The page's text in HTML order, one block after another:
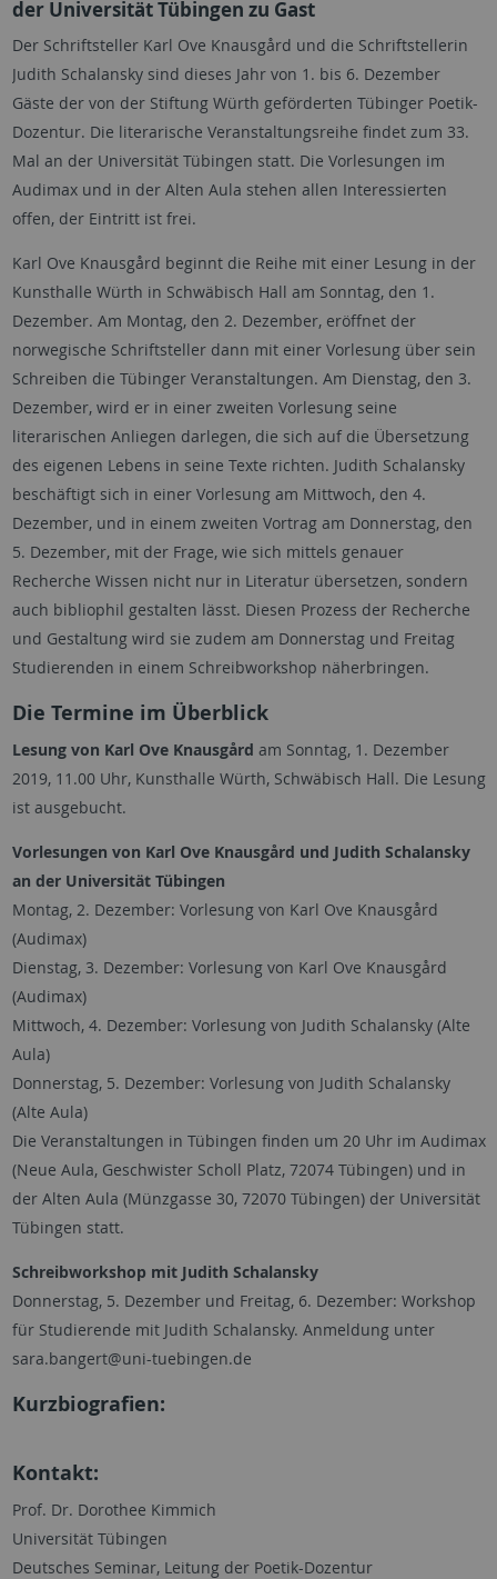
der Universität Tübingen zu Gast
Der Schriftsteller Karl Ove Knausgård und die Schriftstellerin
Judith Schalansky sind dieses Jahr von 1. bis 6. Dezember
Gäste der von der Stiftung Würth geförderten Tübinger Poetik-
Dozentur. Die literarische Veranstaltungsreihe findet zum 33.
Mal an der Universität Tübingen statt. Die Vorlesungen im
Audimax und in der Alten Aula stehen allen Interessierten
offen, der Eintritt ist frei.
Karl Ove Knausgård beginnt die Reihe mit einer Lesung in der
Kunsthalle Würth in Schwäbisch Hall am Sonntag, den 1.
Dezember. Am Montag, den 2. Dezember, eröffnet der
norwegische Schriftsteller dann mit einer Vorlesung über sein
Schreiben die Tübinger Veranstaltungen. Am Dienstag, den 3.
Dezember, wird er in einer zweiten Vorlesung seine
literarischen Anliegen darlegen, die sich auf die Übersetzung
des eigenen Lebens in seine Texte richten. Judith Schalansky
beschäftigt sich in einer Vorlesung am Mittwoch, den 4.
Dezember, und in einem zweiten Vortrag am Donnerstag, den
5. Dezember, mit der Frage, wie sich mittels genauer
Recherche Wissen nicht nur in Literatur übersetzen, sondern
auch bibliophil gestalten lässt. Diesen Prozess der Recherche
und Gestaltung wird sie zudem am Donnerstag und Freitag
Studierenden in einem Schreibworkshop näherbringen.
Die Termine im Überblick
Lesung von Karl Ove Knausgård am Sonntag, 1. Dezember
2019, 11.00 Uhr, Kunsthalle Würth, Schwäbisch Hall. Die Lesung
ist ausgebucht.
Vorlesungen von Karl Ove Knausgård und Judith Schalansky
an der Universität Tübingen
Montag, 2. Dezember: Vorlesung von Karl Ove Knausgård
(Audimax)
Dienstag, 3. Dezember: Vorlesung von Karl Ove Knausgård
(Audimax)
Mittwoch, 4. Dezember: Vorlesung von Judith Schalansky (Alte
Aula)
Donnerstag, 5. Dezember: Vorlesung von Judith Schalansky
(Alte Aula)
Die Veranstaltungen in Tübingen finden um 20 Uhr im Audimax
(Neue Aula, Geschwister Scholl Platz, 72074 Tübingen) und in
der Alten Aula (Münzgasse 30, 72070 Tübingen) der Universität
Tübingen statt.
Schreibworkshop mit Judith Schalansky
Donnerstag, 5. Dezember und Freitag, 6. Dezember: Workshop
für Studierende mit Judith Schalansky. Anmeldung unter
sara.bangert@uni-tuebingen.de
Kurzbiografien:
Kontakt:
Prof. Dr. Dorothee Kimmich
Universität Tübingen
Deutsches Seminar, Leitung der Poetik-Dozentur